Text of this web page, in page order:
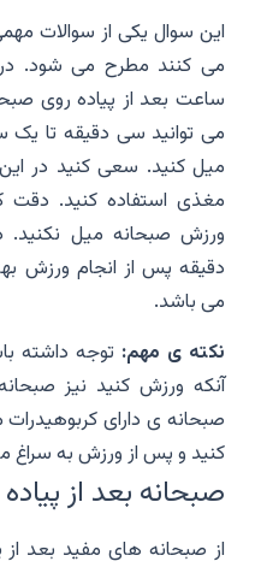
این سوال یکی از سوالات
می کنند مطرح می شود. در
ساعت بعد از پیاده روی
می توانید سی دقیقه تا یک
میل کنید. سعی کنید در
مغذی استفاده کنید. دقت
ورزش صبحانه میل
دقیقه پس از انجام ورزش
می باشد.
نکته ی مهم: توجه داشته
آنکه ورزش کنید نیز
صبحانه ی دارای
کنید و پس از ورزش به سراغ
صبحانه بعد از
از صبحانه های مفید بعد از